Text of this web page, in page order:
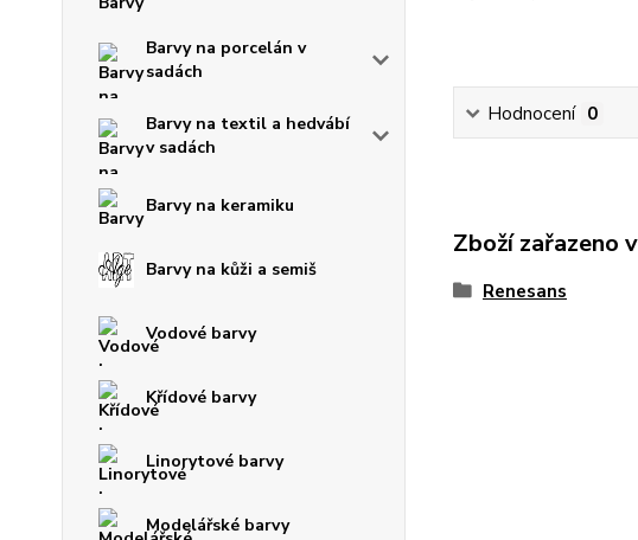
Barvy na porcelán v
sadách
Barvy na textil a hedvábí
v sadách
Barvy na keramiku
Barvy na kůži a semiš
Vodové barvy
Křídové barvy
Linorytové barvy
Modelářské barvy
Hodnocení 0
Zboží zařazeno
Renesans